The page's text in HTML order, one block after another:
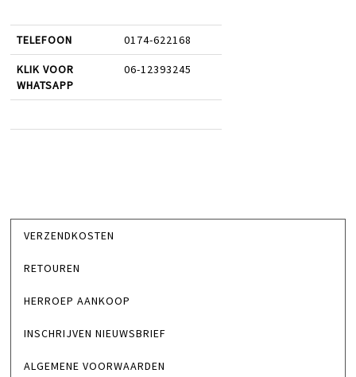
TELEFOON 0174-622168
KLIK VOOR
WHATSAPP
06-12393245
VERZENDKOSTEN
RETOUREN
HERROEP AANKOOP
INSCHRIJVEN NIEUWSBRIEF
ALGEMENE VOORWAARDEN